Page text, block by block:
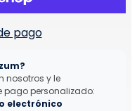
pago
nosotros y le
pago personalizado:
electrónico